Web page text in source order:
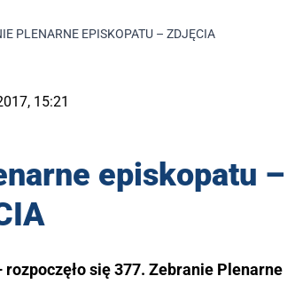
PLENARNE EPISKOPATU – ZDJĘCIA
15:21
episkopatu –
się 377. Zebranie Plenarne